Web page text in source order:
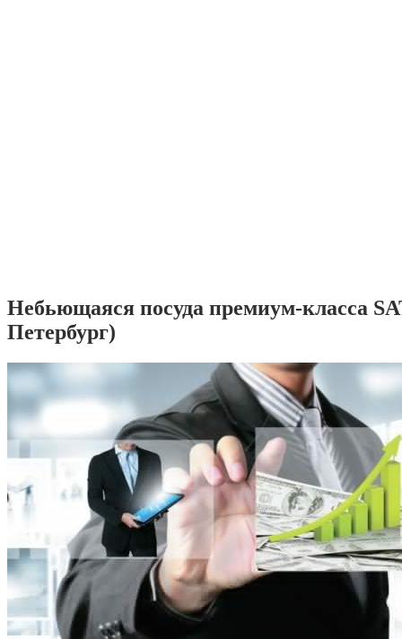
Небьющаяся посуда премиум-класса
Петербург)